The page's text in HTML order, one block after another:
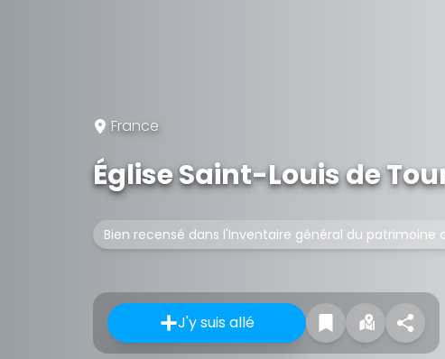
France
Église Saint-Louis de
Bien recensé dans l'Inventaire général du patrimoine
J'y suis allé